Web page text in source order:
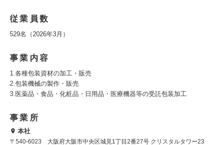
従業員数
529名（2026年3月）
事業内容
1.各種包装資材の加工・販売
2.包装機械の製作・販売
3.医薬品・食品・化粧品・日用品・医療機器等の受託包装加工
事業所
本社
〒540-6023 大阪府大阪市中央区城見1丁目2番27号 クリスタルタワー23